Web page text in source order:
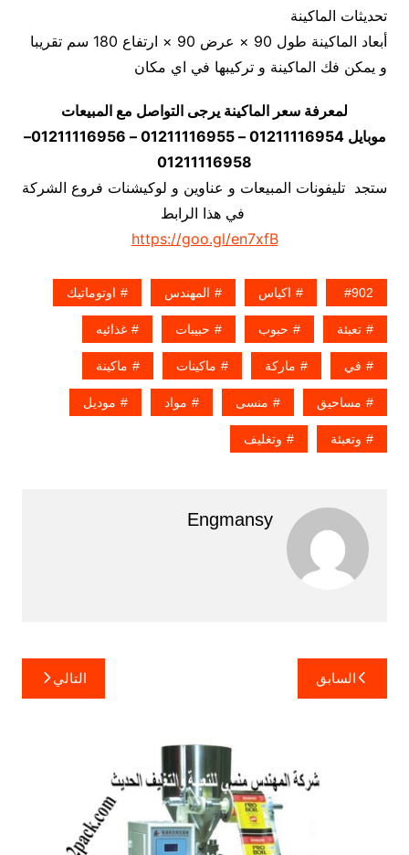
تحديثات الماكينة
أبعاد الماكينة طول 90 × عرض 90 × ارتفاع 180 سم تقريبا
و يمكن فك الماكينة و تركيبها في اي مكان
لمعرفة سعر الماكينة يرجى التواصل مع المبيعات
موبايل 01211116954 – 01211116955 – 01211116956–
01211116958
ستجد تليفونات المبيعات و عناوين و لوكيشنات فروع الشركة
في هذا الرابط
https://goo.gl/en7xfB
902 اكياس المهندس اوتوماتيك
تعبئة حبوب حبيبات غذائيه
في ماركة ماكينات ماكينة
مساحيق منسى مواد موديل
وتعبئة وتغليف
Engmansy
تصفّح
المقالات
السابق التالي